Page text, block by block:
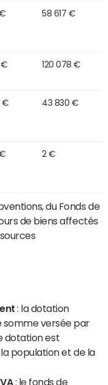
58 617 €
€ 120 078 €
€ 43 830 €
2 €
du Fonds de
de biens affectés
: la dotation
somme versée par
dotation est
population et de la
: le fonds de